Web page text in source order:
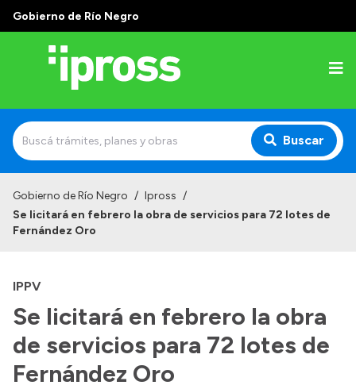
Gobierno de Río Negro
Buscar
Institucional
Autoridades
Delegaciones
Consultorios Propios
Presentación CV
Gobierno de Río Negro / Ipross /
Se licitará en febrero la obra de servicios para 72 lotes de
Fernández Oro
IPPV
Se licitará en febrero la obra
de servicios para 72 lotes de
Fernández Oro